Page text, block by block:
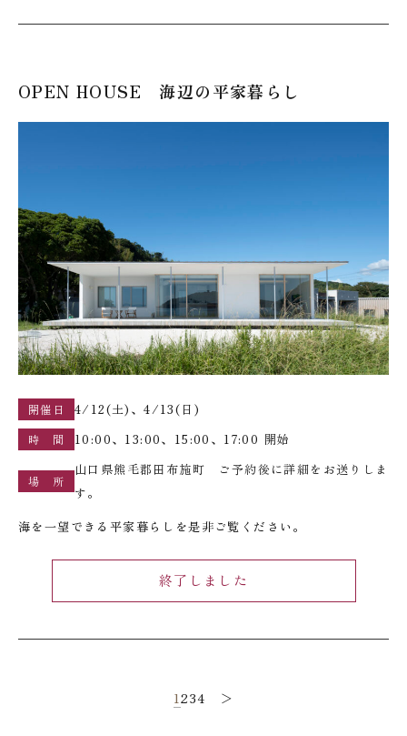
OPEN HOUSE 海辺の平家暮らし
開催日 4/12(土)、4/13(日)
時 間 10:00、13:00、15:00、17:00 開始
場 所
山口県熊毛郡田布施町 ご予約後に詳細をお送りしま
す。
海を一望できる平家暮らしを是非ご覧ください。
終了しました
1234 ＞